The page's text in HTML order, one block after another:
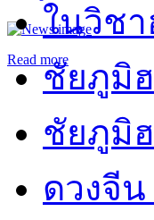
Read more
ในวิช
ชัยภูมิฮ
ชัยภูมิ
ดวงจีน